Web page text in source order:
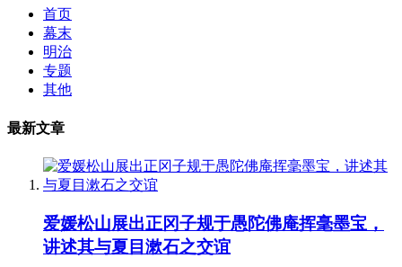
首页
幕末
明治
专题
其他
最新文章
爱媛松山展出正冈子规于愚陀佛庵挥毫墨宝，
讲述其与夏目漱石之交谊